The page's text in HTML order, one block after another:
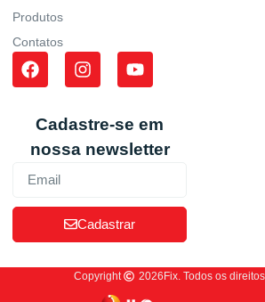
Produtos
Contatos
Cadastre-se em
nossa newsletter
Cadastrar
Copyright 2026Fix. Todos os